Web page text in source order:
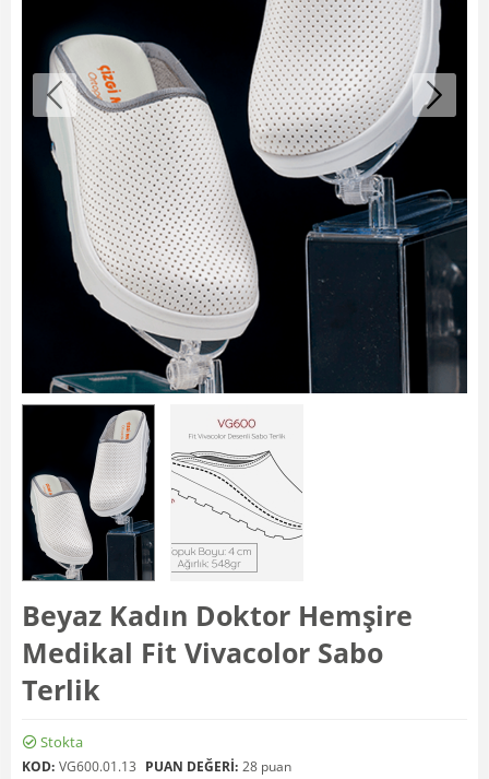
Beyaz Kadın Doktor Hemşire
Medikal Fit Vivacolor Sabo
Terlik
Stokta
KOD: VG600.01.13 PUAN DEĞERI: 28 puan